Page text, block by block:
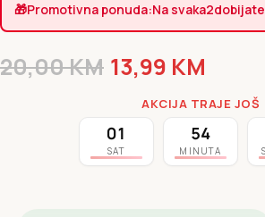
🎁Promotivna ponuda:Na svaka2dobijate
20,00KM 13,99 KM
AKCIJA TRAJE JOŠ
01
SAT
54
MINUTA